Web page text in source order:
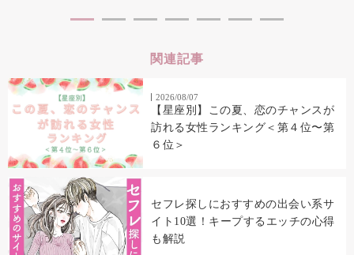
関連記事
2026/08/07
【星座別】この夏、恋のチャンスが
訪れる女性ランキング＜第４位〜第
６位＞
セフレ探しにおすすめの出会い系サ
イト10選！キープするエッチの心得
も解説